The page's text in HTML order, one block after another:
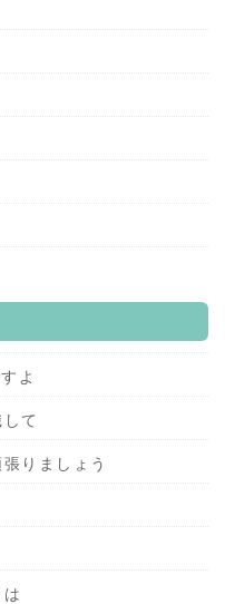
よ
て
りましょう